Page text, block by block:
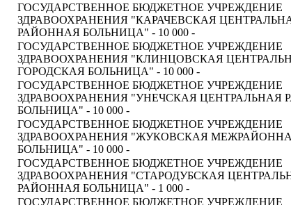
ГОСУДАРСТВЕННОЕ БЮДЖЕТНОЕ УЧРЕЖДЕНИЕ
ЗДРАВООХРАНЕНИЯ "КАРАЧЕВСКАЯ
РАЙОННАЯ БОЛЬНИЦА" - 10 000 -
ГОСУДАРСТВЕННОЕ БЮДЖЕТНОЕ УЧРЕЖДЕНИЕ
ЗДРАВООХРАНЕНИЯ "КЛИНЦОВСКАЯ
ГОРОДСКАЯ БОЛЬНИЦА" - 10 000 -
ГОСУДАРСТВЕННОЕ БЮДЖЕТНОЕ УЧРЕЖДЕНИЕ
ЗДРАВООХРАНЕНИЯ "УНЕЧСКАЯ ЦЕНТРАЛЬНАЯ
БОЛЬНИЦА" - 10 000 -
ГОСУДАРСТВЕННОЕ БЮДЖЕТНОЕ УЧРЕЖДЕНИЕ
ЗДРАВООХРАНЕНИЯ "ЖУКОВСКАЯ
БОЛЬНИЦА" - 10 000 -
ГОСУДАРСТВЕННОЕ БЮДЖЕТНОЕ УЧРЕЖДЕНИЕ
ЗДРАВООХРАНЕНИЯ "СТАРОДУБСКАЯ
РАЙОННАЯ БОЛЬНИЦА" - 1 000 -
ГОСУДАРСТВЕННОЕ БЮДЖЕТНОЕ УЧРЕЖДЕНИЕ